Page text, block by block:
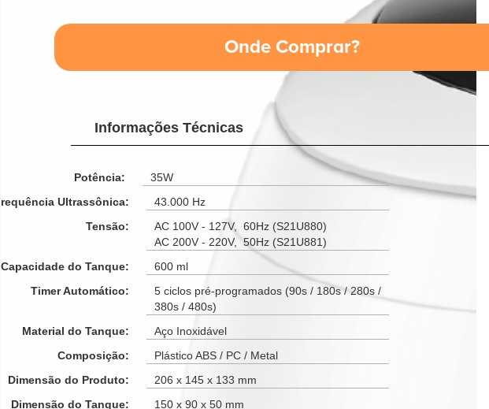
Onde Comprar?
Informações Técnicas
Potência:
35W
Ultrassônica:
43.000 Hz
Tensão:
AC 100V - 127V, 60Hz (S21U880)
AC 200V - 220V, 50Hz (S21U881)
Capacidade do Tanque:
600 ml
Timer Automático:
5 ciclos pré-programados (90s / 180s / 280s /
380s / 480s)
Material do Tanque:
Aço Inoxidável
Composição:
Plástico ABS / PC / Metal
Dimensão do Produto:
206 x 145 x 133 mm
Dimensão do Tanque:
150 x 90 x 50 mm